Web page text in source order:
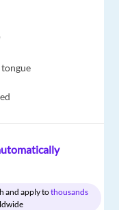
and apply tothousands